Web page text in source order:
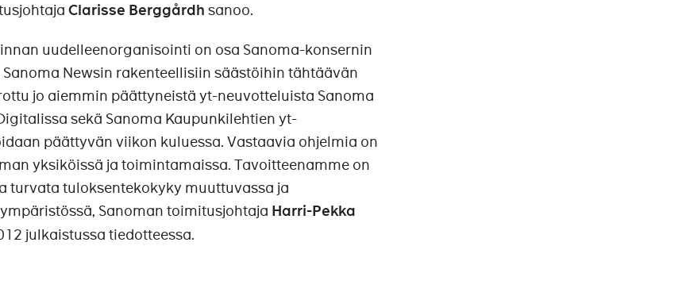
Clarisse Berggårdh sanoo.
uudelleenorganisointi on osa Sanoma-konsernin
Newsin rakenteellisiin säästöihin tähtäävän
jo aiemmin päättyneistä yt-neuvotteluista Sanoma
sekä Sanoma Kaupunkilehtien yt-
päättyvän viikon kuluessa. Vastaavia ohjelmia on
yksiköissä ja toimintamaissa. Tavoitteenamme on
turvata tuloksentekokyky muuttuvassa ja
Sanoman toimitusjohtaja Harri-Pekka
julkaistussa tiedotteessa.